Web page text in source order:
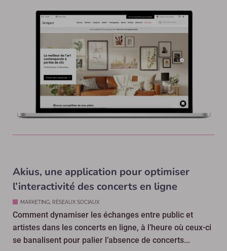
Akius, une application pour optimiser
l’interactivité des concerts en ligne
MARKETING, RÉSEAUX SOCIAUX
Comment dynamiser les échanges entre public et
artistes dans les concerts en ligne, à l’heure où ceux-ci
se banalisent pour palier l’absence de concerts...